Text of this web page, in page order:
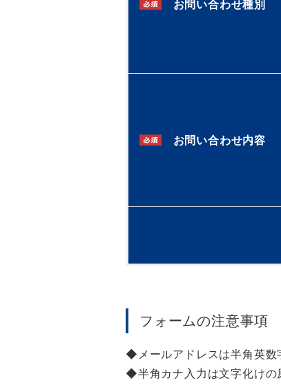
お問い合わせ種別
お問い合わせ内容
フォームの注意事項
メールアドレスは半角英
半角カナ入力は文字化けの